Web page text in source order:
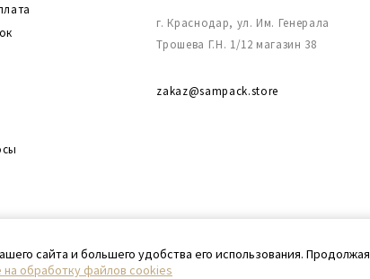
г. Краснодар, ул. Им. Генерала
Трошева Г.Н. 1/12 магазин 38
zakaz@sampack.store
сайта и большего удобства его использования. Продолжая
на обработку файлов cookies